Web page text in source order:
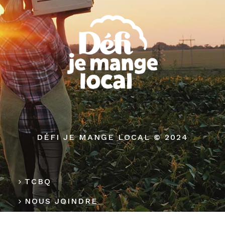
DÉFI JE MANGE LOCAL © 2024
TCBQ
NOUS JOINDRE